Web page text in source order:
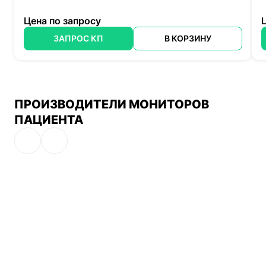
Цена по запросу
ЗАПРОС КП В КОРЗИНУ
ПРОИЗВОДИТЕЛИ МОНИТОРОВ
ПАЦИЕНТА